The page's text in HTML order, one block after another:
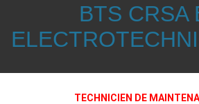
BTS CRSA
TECHNICIEN DE